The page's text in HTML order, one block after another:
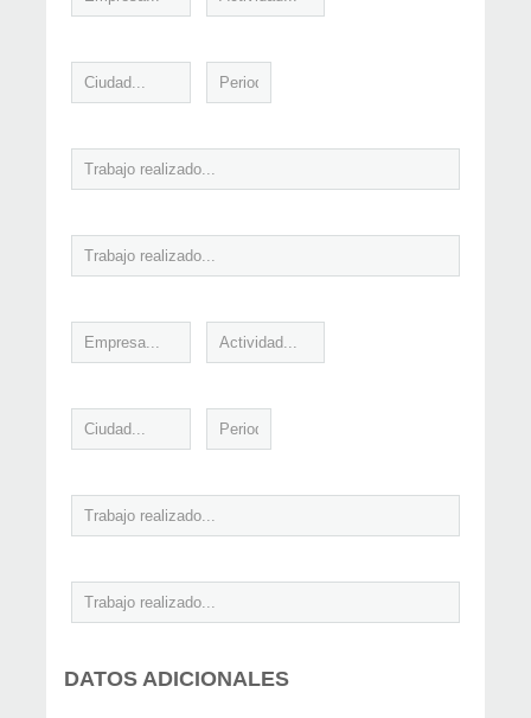
DATOS ADICIONALES